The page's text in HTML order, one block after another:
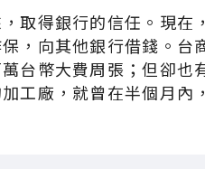
取得銀行的信任。現在
，向其他銀行借錢。台
台幣大費周張；但卻也
工廠，就曾在半個月內